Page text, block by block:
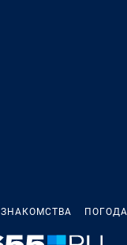
ЗНАКОМСТВА ПОГОДА